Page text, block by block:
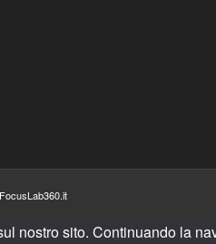
nostro sito. Continuando la